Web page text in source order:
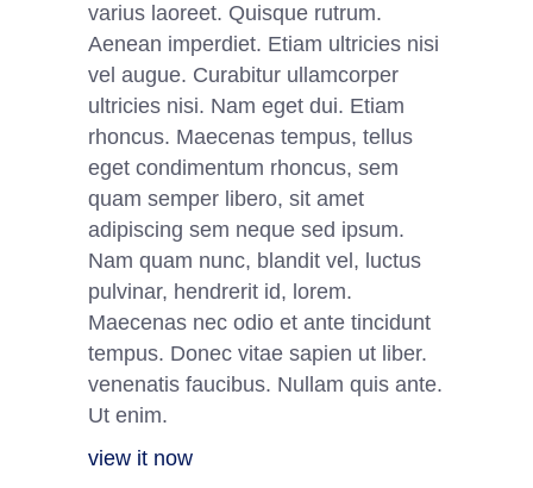
varius laoreet. Quisque rutrum.
Aenean imperdiet. Etiam ultricies nisi
vel augue. Curabitur ullamcorper
ultricies nisi. Nam eget dui. Etiam
rhoncus. Maecenas tempus, tellus
eget condimentum rhoncus, sem
quam semper libero, sit amet
adipiscing sem neque sed ipsum.
Nam quam nunc, blandit vel, luctus
pulvinar, hendrerit id, lorem.
Maecenas nec odio et ante tincidunt
tempus. Donec vitae sapien ut liber.
venenatis faucibus. Nullam quis ante.
Ut enim.
view it now